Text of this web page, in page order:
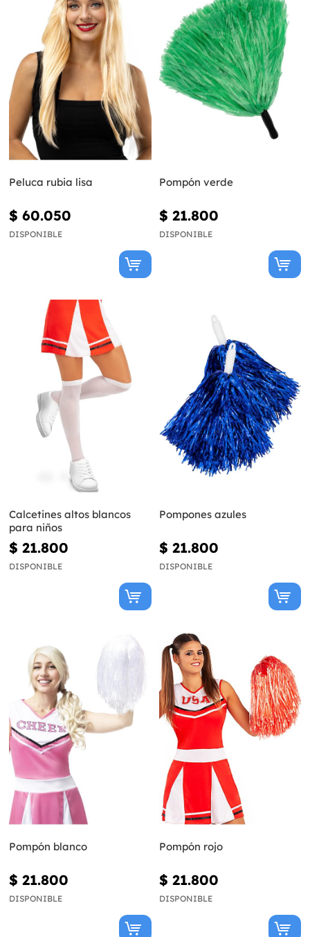
Peluca rubia lisa
$ 60.050
DISPONIBLE
Pompón verde
$ 21.800
DISPONIBLE
Calcetines altos blancos
para niños
$ 21.800
DISPONIBLE
Pompones azules
$ 21.800
DISPONIBLE
Pompón blanco
$ 21.800
DISPONIBLE
Pompón rojo
$ 21.800
DISPONIBLE